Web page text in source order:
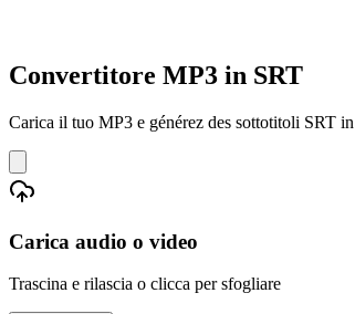
Convertitore MP3 in SRT
Carica il tuo MP3 e générez des sottotitoli SRT
Carica audio o video
Trascina e rilascia o clicca per sfogliare